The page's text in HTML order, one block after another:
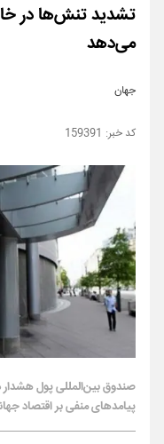
تشدید تنش‌ها در
می‌دهد
جهان
159391
صندوق بین‌المللی پول هشدار
پیامد‌های منفی بر اقتصاد